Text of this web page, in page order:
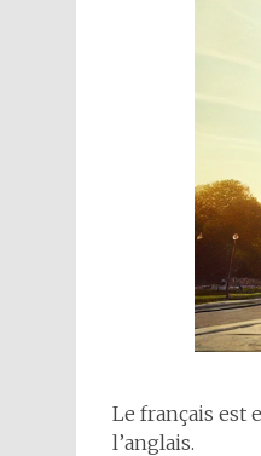
Le français est
l’anglais.